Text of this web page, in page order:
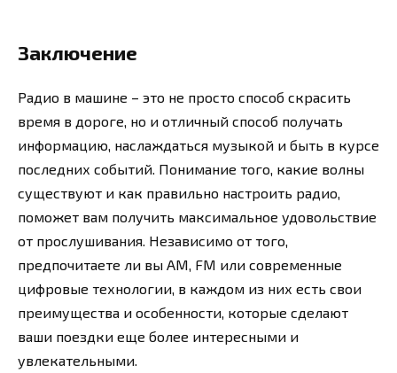
Заключение
Радио в машине – это не просто способ скрасить
время в дороге, но и отличный способ получать
информацию, наслаждаться музыкой и быть в курсе
последних событий. Понимание того, какие волны
существуют и как правильно настроить радио,
поможет вам получить максимальное удовольствие
от прослушивания. Независимо от того,
предпочитаете ли вы AM, FM или современные
цифровые технологии, в каждом из них есть свои
преимущества и особенности, которые сделают
ваши поездки еще более интересными и
увлекательными.